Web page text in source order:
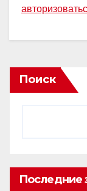
Поиск
Последние